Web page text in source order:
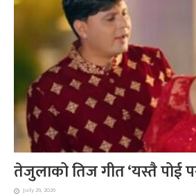
तेजुलाको तिज गीत ‘यस्तै पोई
July 29, 2026